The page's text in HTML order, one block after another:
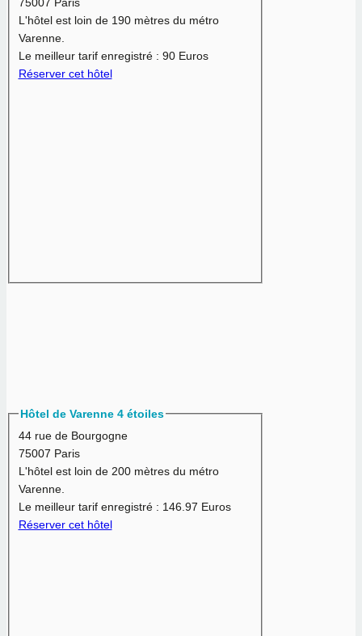
L'hôtel est loin de 190 mètres du métro
Varenne.
Le meilleur tarif enregistré : 90 Euros
Réserver cet hôtel
Hôtel de Varenne 4 étoiles
44 rue de Bourgogne
75007 Paris
L'hôtel est loin de 200 mètres du métro
Varenne.
Le meilleur tarif enregistré : 146.97 Euros
Réserver cet hôtel